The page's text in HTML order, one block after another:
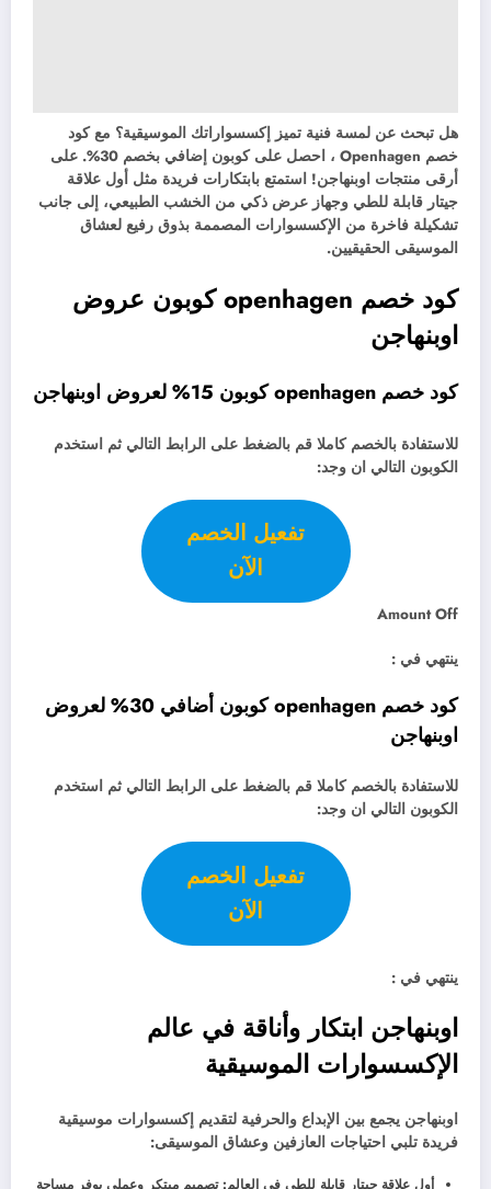
هل تبحث عن لمسة فنية تميز إكسسواراتك الموسيقية؟ مع كود
خصم Openhagen ، احصل على كوبون إضافي بخصم 30%. على
أرقى منتجات اوبنهاجن! استمتع بابتكارات فريدة مثل أول علاقة
جيتار قابلة للطي وجهاز عرض ذكي من الخشب الطبيعي، إلى جانب
تشكيلة فاخرة من الإكسسوارات المصممة بذوق رفيع لعشاق
الموسيقى الحقيقيين.
كود خصم openhagen كوبون عروض
اوبنهاجن
كود خصم openhagen كوبون 15% لعروض اوبنهاجن
للاستفادة بالخصم كاملا قم بالضغط على الرابط التالي ثم استخدم
الكوبون التالي ان وجد:
تفعيل الخصم
الآن
Amount Off
ينتهي في :
كود خصم openhagen كوبون أضافي 30% لعروض
اوبنهاجن
للاستفادة بالخصم كاملا قم بالضغط على الرابط التالي ثم استخدم
الكوبون التالي ان وجد:
تفعيل الخصم
الآن
ينتهي في :
اوبنهاجن ابتكار وأناقة في عالم
الإكسسوارات الموسيقية
اوبنهاجن يجمع بين الإبداع والحرفية لتقديم إكسسوارات موسيقية
فريدة تلبي احتياجات العازفين وعشاق الموسيقى:
أول علاقة جيتار قابلة للطي في العالم: تصميم مبتكر وعملي يوفر مساحة